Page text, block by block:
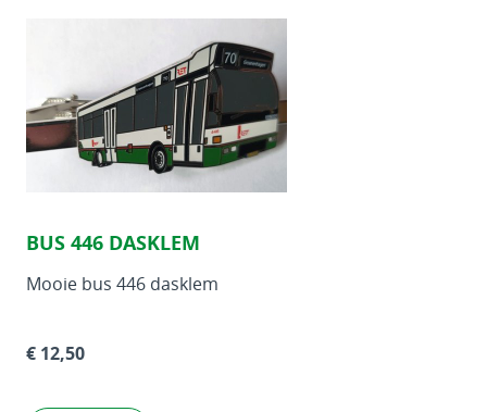
BUS 446 DASKLEM
Mooie bus 446 dasklem
€ 12,50